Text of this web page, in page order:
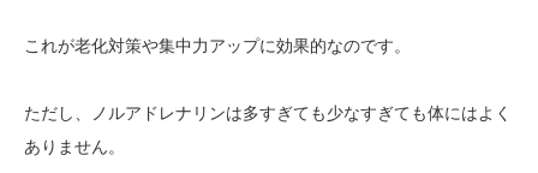
これが老化対策や集中力アップに効果的なのです。
ただし、ノルアドレナリンは多すぎても少なすぎても体にはよく
ありません。